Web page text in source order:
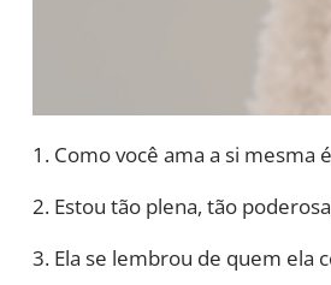
1. Como você ama a si mesma
2. Estou tão plena, tão
3. Ela se lembrou de quem ela